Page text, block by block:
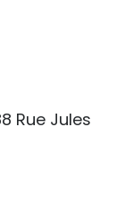
Rue Jules